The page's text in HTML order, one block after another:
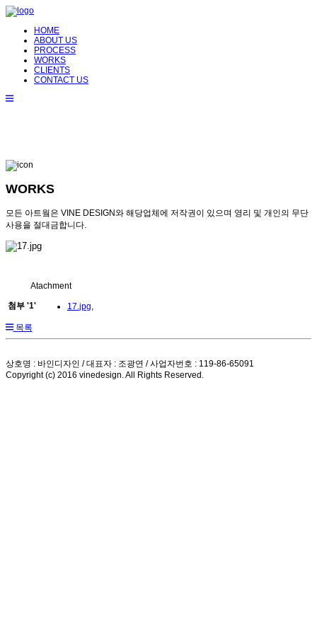
HOME
ABOUT US
PROCESS
WORKS
CLIENTS
CONTACT US
WORKS
모든 아트웤은 VINE DESIGN와 해당업체에 저작권이 있으며 영리 및 개인의 무단
사용을 절대금합니다.
Atachment
첨부 '1' 17.jpg,
목록
상호명 : 바인디자인 / 대표자 : 조광연 / 사업자번호 : 119-86-65091
Copyright (c) 2016 vinedesign. All Rights Reserved.